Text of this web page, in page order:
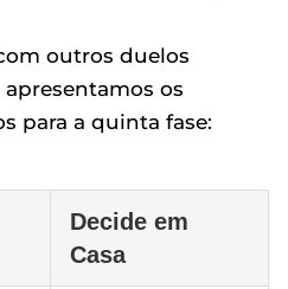
outros duelos
os
para a quinta fase:
Decide em
Casa